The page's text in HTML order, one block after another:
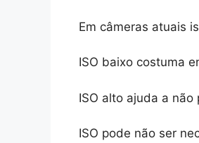
Em câmeras atuais
ISO baixo costuma
ISO alto ajuda a
ISO pode não ser